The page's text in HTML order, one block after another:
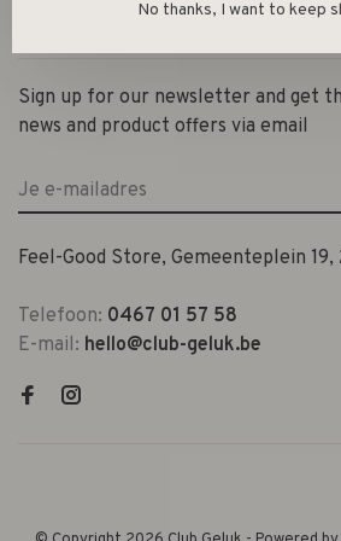
Contact en openingsuren
Sign up for our newsletter and get
news and product offers via email
Feel-Good Store, Gemeenteplein
Telefoon: 0467 01 57 58
E-mail: hello@club-geluk.be
No thanks, I want to keep